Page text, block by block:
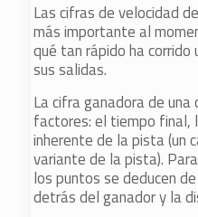
Las cifras de velocidad de
más importante al
qué tan rápido ha corrido
sus salidas.
La cifra ganadora de
factores: el tiempo final,
inherente de la pista (un
variante de la pista).
los puntos se deducen
detrás del ganador y la